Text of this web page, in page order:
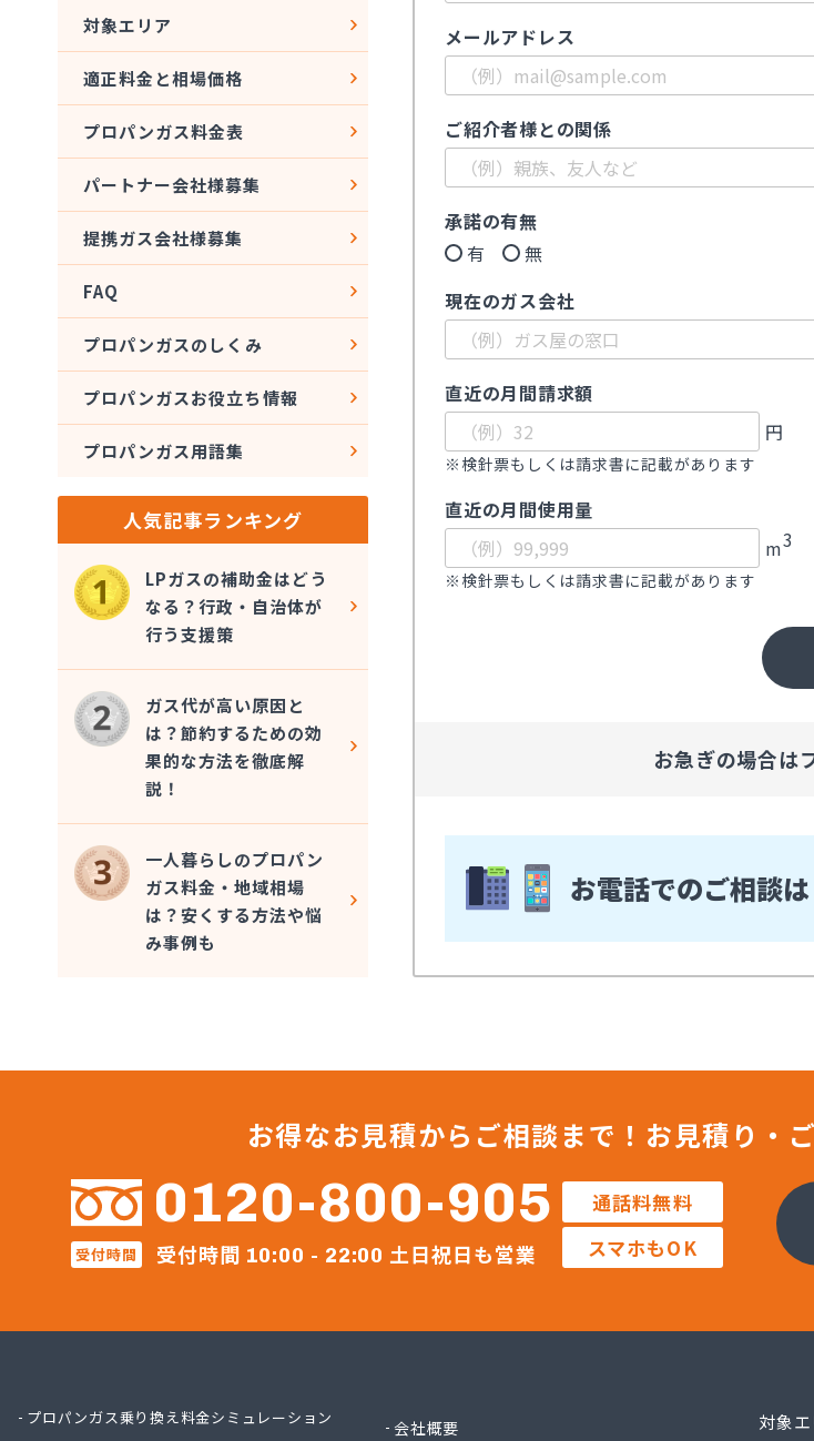
メールアドレス
ご紹介者様との関係
承諾の有無
有
無
現在のガス会社
直近の月間請求額
円
※検針票もしくは請求書に記載があります
直近の月間使用量
m3
※検針票もしくは請求書に記載があります
お急ぎの場合は
お電話でのご相談は
対象エリア
適正料金と相場価格
プロパンガス料金表
パートナー会社様募集
提携ガス会社様募集
FAQ
プロパンガスのしくみ
プロパンガスお役立ち情報
プロパンガス用語集
人気記事ランキング
LPガスの補助金はどう
なる？行政・自治体が
行う支援策
ガス代が高い原因と
は？節約するための効
果的な方法を徹底解
説！
一人暮らしのプロパン
ガス料金・地域相場
は？安くする方法や悩
み事例も
お得なお見積からご相談まで！ お見積り・
0120-800-905
受付時間 受付時間 10:00 - 22:00 土日祝日も営業
通話料無料
スマホもOK
プロパンガス乗り換え料金シミュレーション
会社概要
対象